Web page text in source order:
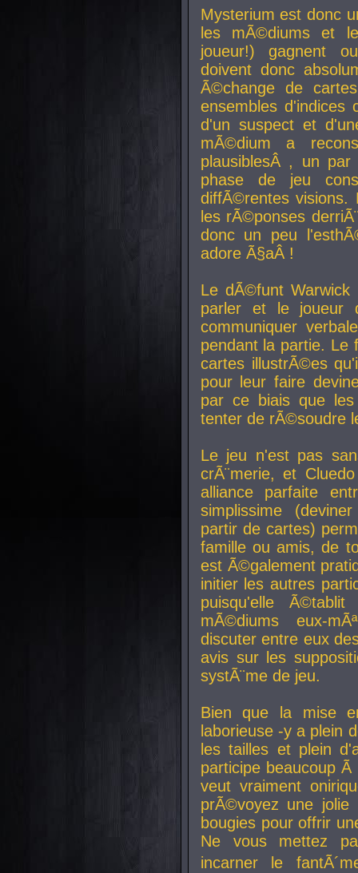
Mysterium est donc
les mÃ©diums et
joueur!) gagnent
doivent donc
Ã©change de
ensembles d'indices
d'un suspect et
mÃ©dium a
plausiblesÂ , un par
phase de jeu
diffÃ©rentes visions.
les rÃ©ponses
donc un peu
adore Ã§aÂ !
Le dÃ©funt Warwick
parler et le joueur
communiquer
pendant la partie. Le
cartes illustrÃ©es
pour leur faire
par ce biais que
tenter de rÃ©soudre
Le jeu n'est pas
crÃ¨merie, et
alliance parfaite
simplissime
partir de cartes)
famille ou amis, de
est Ã©galement
initier les autres
puisqu'elle
mÃ©diums eux-
discuter entre eux
avis sur les
systÃ¨me de jeu.
Bien que la mise
laborieuse -y a plein
les tailles et plein
participe beaucoup
veut vraiment
prÃ©voyez une
bougies pour offrir
Ne vous mettez
incarner le